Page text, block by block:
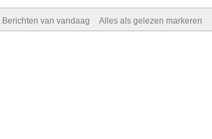
Berichten van vandaag Alles als gelezen markeren